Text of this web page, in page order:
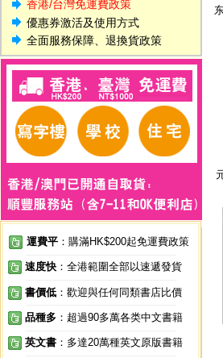
香港/台灣免運費政策
優惠券激活及使用方式
全面服務保障、退換貨政策
運費平 ：購滿HK$200起免運費政策
速度快 ：全港範圍全部以速遞發貨
書價低 ：歡迎與任何同類書店比價
品種多 ：超過90多萬各类中文書籍
英文書 ：多達20萬種英文原版書籍